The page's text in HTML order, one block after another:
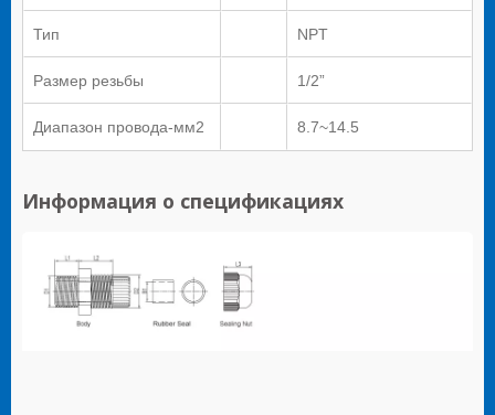
Тип NPT
Размер резьбы 1/2”
Диапазон провода-мм2 8.7~14.5
Информация о спецификациях